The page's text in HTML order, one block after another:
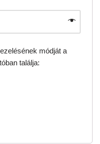
módját a
találja: